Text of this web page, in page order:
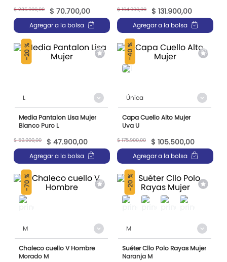
$ 235.900,00 $ 70.700,00
Agregar a la bolsa
$ 164.900,00 $ 131.900,00
Agregar a la bolsa
-
20 %
L
Media Pantalon Lisa Mujer
Blanco Puro L
$ 59.900,00 $ 47.900,00
Agregar a la bolsa
40 %
Única
Capa Cuello Alto Mujer
Uva U
$ 175.900,00 $ 105.500,00
Agregar a la bolsa
70 %
M
Chaleco cuello V Hombre
Morado M
20 %
M
Suéter Cllo Polo Rayas Mujer
Naranja M